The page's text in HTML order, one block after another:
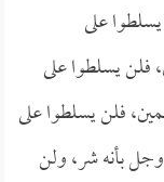
على
فلن يسلطوا على
فلن يسلطوا على
بأنه شر، ولن